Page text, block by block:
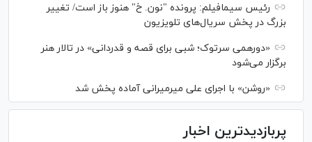
رئیس سیمافیلم: پرونده "نون. خ" هنوز باز است/ تغییر
بزرگ در پخش سریال‌های تلویزیون
«دورهمی سرتوک؛ شبی برای قصه و قدردانی» در تالار هنر
برگزار می‌شود
«روشن» با اجرای علی میرمیرانی آماده پخش شد
پربازدیدترین اخبار